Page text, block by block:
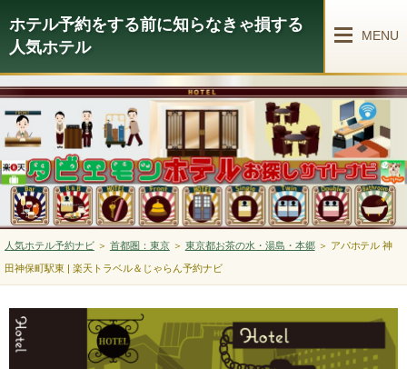
ホテル予約をする前に知らなきゃ損する
人気ホテル
MENU
人気ホテル予約ナビ＞ 首都圏：東京＞ 東京都お茶の水・湯島・本郷＞ アパホテル 神
田神保町駅東 | 楽天トラベル＆じゃらん予約ナビ